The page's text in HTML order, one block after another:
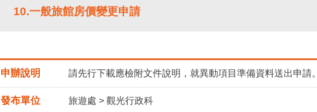
10.一般旅館房價變更申請
申辦說明 請先行下載應檢附文件說明，就異動項目準備資料送出申請。
發布單位 旅遊處 > 觀光行政科